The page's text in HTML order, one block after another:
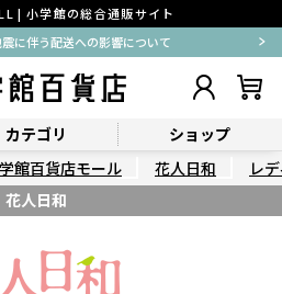
| 小学館の総合通販サイト
に伴う配送への影響について
カテゴリ
ショップ
館百貨店モール 花人日和
レ
花人日和